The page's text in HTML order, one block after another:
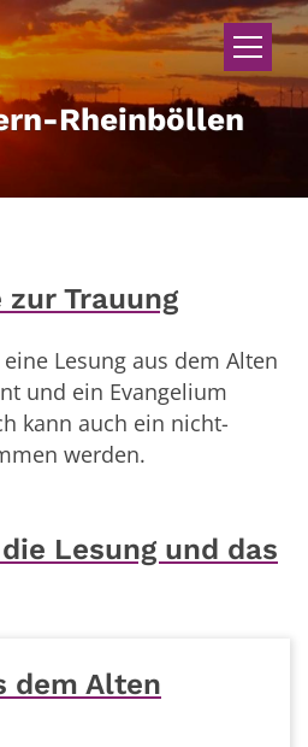
Rheinböllen
Trauung
eine Lesung aus dem Alten
und ein Evangelium
kann auch ein nicht-
werden.
Lesung und das
dem Alten